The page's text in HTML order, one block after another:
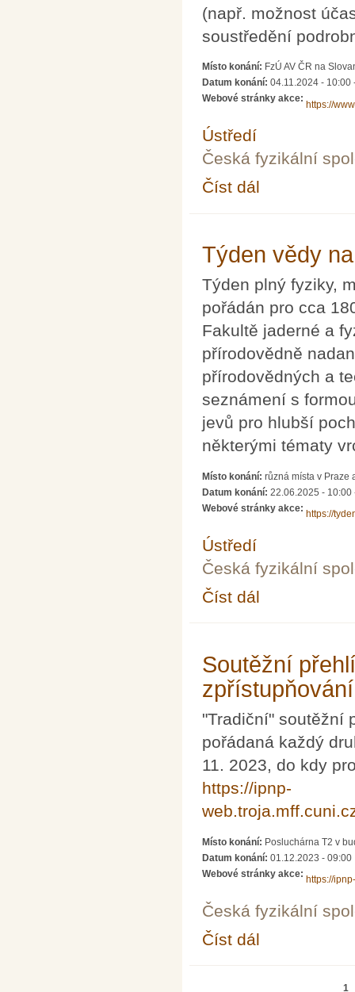
(např. možnost
soustředění
Místo konání: FzÚ AV ČR na
Datum konání: 04.11.2024 - 10:00
Webové stránky akce:
https://
Ústředí
Česká fyzikální
Číst dál
Týden vědy
Týden plný fyziky,
pořádán pro cca
Fakultě jaderné a
přírodovědně
přírodovědných a
seznámení s
jevů pro hlubší
některými tématy
Místo konání: různá místa v Praze
Datum konání: 22.06.2025 - 10:00
Webové stránky akce:
https://
Ústředí
Česká fyzikální
Číst dál
Soutěžní
"Tradiční" soutěžní
pořádaná každý
11. 2023, do kdy
https://ipnp-
Místo konání: Posluchárna T2 v
Datum konání: 01.12.2023 - 09:00
Webové stránky akce:
https://
Česká fyzikální
Číst dál
1